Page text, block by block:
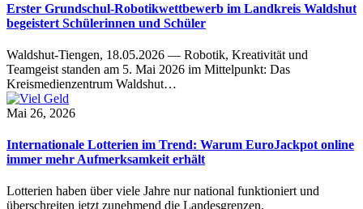
Erster Grundschul-Robotikwettbewerb im Landkreis Waldshut
begeistert Schülerinnen und Schüler
Waldshut-Tiengen, 18.05.2026 — Robotik, Kreativität und
Teamgeist standen am 5. Mai 2026 im Mittelpunkt: Das
Kreismedienzentrum Waldshut…
Mai 26, 2026
Internationale Lotterien im Trend: Warum EuroJackpot online
immer mehr Aufmerksamkeit erhält
Lotterien haben über viele Jahre nur national funktioniert und
überschreiten jetzt zunehmend die Landesgrenzen.